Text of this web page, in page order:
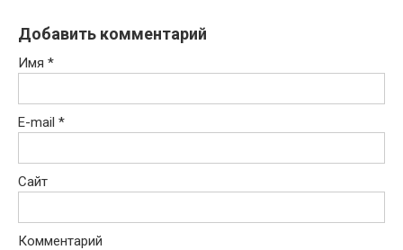
Добавить комментарий
Имя *
E-mail *
Сайт
Комментарий